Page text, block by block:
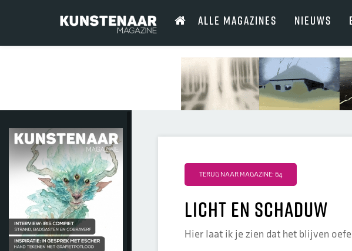
ALLE MAGAZINES NIEUWS
TERUG NAAR MAGAZINE: 64
licht en schaduw
Hier laat ik je zien dat het blijven